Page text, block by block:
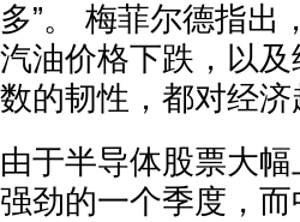
多”。 梅菲尔德指出
汽油价格下跌，以
数的韧性，都对经济
由于半导体股票大
强劲的一个季度，